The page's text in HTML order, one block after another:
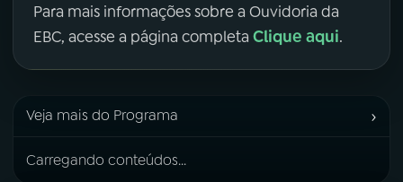
Para mais informações sobre a Ouvidoria da
EBC, acesse a página completa Clique aqui.
Veja mais do Programa ›
Carregando conteúdos...